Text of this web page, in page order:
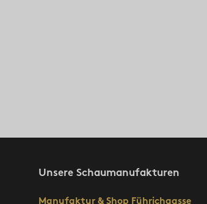
Unsere Schaumanufakturen
Manufaktur & Shop Führichgasse